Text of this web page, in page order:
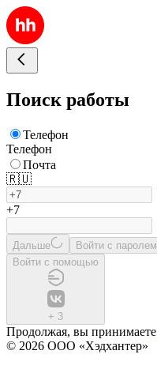
Поиск работы
Телефон
Телефон
Почта
🇷🇺
+7
Дальше
Войти с паролем
Войти с помощью
+ 3
Продолжая, вы принимаете
© 2026 ООО «Хэдхантер»